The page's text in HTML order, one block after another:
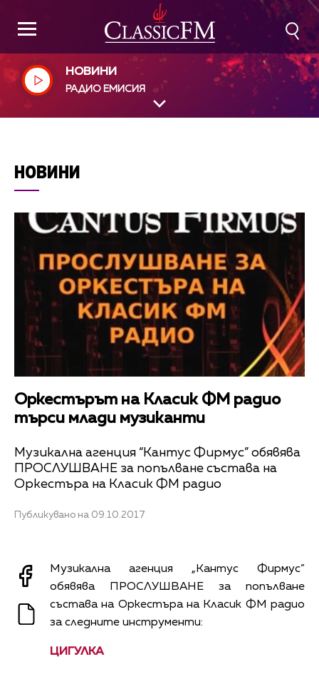
НОВИНИ
РАДИО ЕМИСИЯ
НОВИНИ
Оркестърът на Класик ФМ радио
търси млади музиканти
Музикална агенция “Кантус Фирмус” обявява
ПРОСЛУШВАНЕ за попълване състава на
Оркестъра на Класик ФМ радио
Публикувано на 09.10.2017
Музикална агенция „Кантус Фирмус”
обявява ПРОСЛУШВАНЕ за попълване
състава на Оркестъра на Класик ФМ радио
за следните инструменти:
ЦИГУЛКА